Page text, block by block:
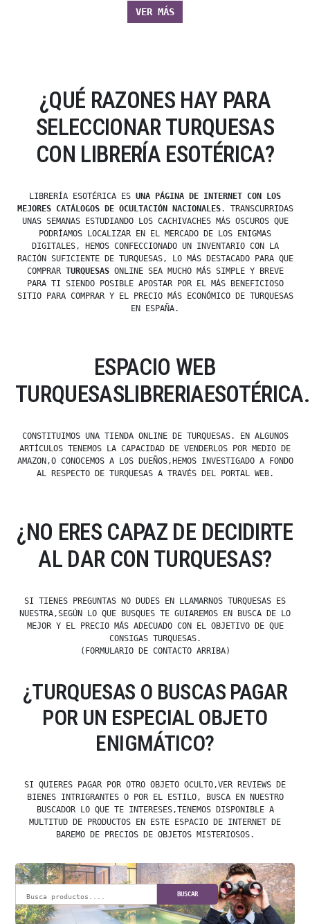
VER MÁS
¿QUÉ RAZONES HAY PARA
SELECCIONAR TURQUESAS
CON LIBRERÍA ESOTÉRICA?
LIBRERÍA ESOTÉRICA ES UNA PÁGINA DE INTERNET CON LOS
MEJORES CATÁLOGOS DE OCULTACIÓN NACIONALES. TRANSCURRIDAS
UNAS SEMANAS ESTUDIANDO LOS CACHIVACHES MÁS OSCUROS QUE
PODRÍAMOS LOCALIZAR EN EL MERCADO DE LOS ENIGMAS
DIGITALES, HEMOS CONFECCIONADO UN INVENTARIO CON LA
RACIÓN SUFICIENTE DE TURQUESAS, LO MÁS DESTACADO PARA QUE
COMPRAR TURQUESASONLINE SEA MUCHO MÁS SIMPLE Y BREVE
PARA TI SIENDO POSIBLE APOSTAR POR EL MÁS BENEFICIOSO
SITIO PARA COMPRAR Y EL PRECIO MÁS ECONÓMICO DE TURQUESAS
EN ESPAÑA.
ESPACIO WEB
CONSTITUIMOS UNA TIENDA ONLINE DE TURQUESAS. EN ALGUNOS
ARTÍCULOS TENEMOS LA CAPACIDAD DE VENDERLOS POR MEDIO DE
AMAZON,O CONOCEMOS A LOS DUEÑOS,HEMOS INVESTIGADO A FONDO
AL RESPECTO DE TURQUESAS A TRAVÉS DEL PORTAL WEB.
¿NO ERES CAPAZ DE DECIDIRTE
AL DAR CON TURQUESAS?
SI TIENES PREGUNTAS NO DUDES EN LLAMARNOS TURQUESAS ES
NUESTRA,SEGÚN LO QUE BUSQUES TE GUIAREMOS EN BUSCA DE LO
MEJOR Y EL PRECIO MÁS ADECUADO CON EL OBJETIVO DE QUE
CONSIGAS TURQUESAS.
(FORMULARIO DE CONTACTO ARRIBA)
¿TURQUESAS O BUSCAS PAGAR
POR UN ESPECIAL OBJETO
ENIGMÁTICO?
SI QUIERES PAGAR POR OTRO OBJETO OCULTO,VER REVIEWS DE
BIENES INTRIGRANTES O POR EL ESTILO, BUSCA EN NUESTRO
BUSCADOR LO QUE TE INTERESES,TENEMOS DISPONIBLE A
MULTITUD DE PRODUCTOS EN ESTE ESPACIO DE INTERNET DE
BAREMO DE PRECIOS DE OBJETOS MISTERIOSOS.
BUSCAR